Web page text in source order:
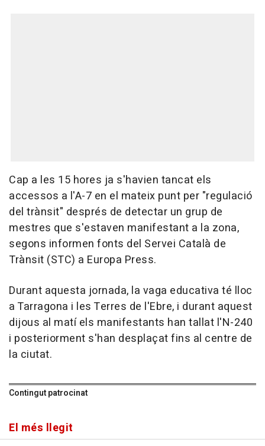
Cap a les 15 hores ja s'havien tancat els
accessos a l'A-7 en el mateix punt per "regulació
del trànsit" després de detectar un grup de
mestres que s'estaven manifestant a la zona,
segons informen fonts del Servei Català de
Trànsit (STC) a Europa Press.
Durant aquesta jornada, la vaga educativa té lloc
a Tarragona i les Terres de l'Ebre, i durant aquest
dijous al matí els manifestants han tallat l'N-240
i posteriorment s'han desplaçat fins al centre de
la ciutat.
Contingut patrocinat
El més llegit